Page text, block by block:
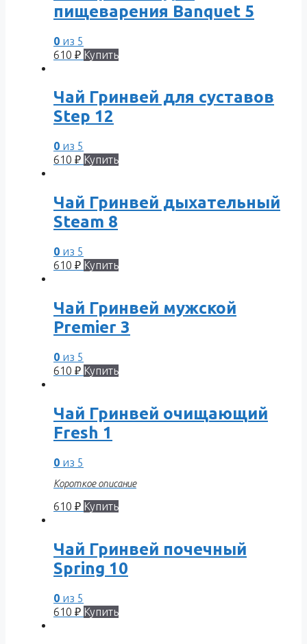
пищеварения Banquet 5
0 из 5
610 ₽ Купить
Чай Гринвей для суставов
Step 12
0 из 5
610 ₽ Купить
Чай Гринвей дыхательный
Steam 8
0 из 5
610 ₽ Купить
Чай Гринвей мужской
Premier 3
0 из 5
610 ₽ Купить
Чай Гринвей очищающий
Fresh 1
0 из 5
Короткое описание
610 ₽ Купить
Чай Гринвей почечный
Spring 10
0 из 5
610 ₽ Купить